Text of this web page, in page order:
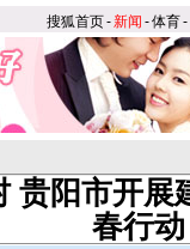
搜狐首页-新闻 -体育-
贵阳市开展
春行动